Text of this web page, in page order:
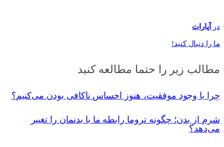
در آپارات
ما را دنبال کنید!
مطالب زیر را حتما مطالعه کنید
چرا با وجود موفقیت، هنوز احساس ناکافی بودن می‌کنیم؟
شرم از بدن؛ چگونه تروما رابطه ما با بدنمان را تغییر
می‌دهد؟